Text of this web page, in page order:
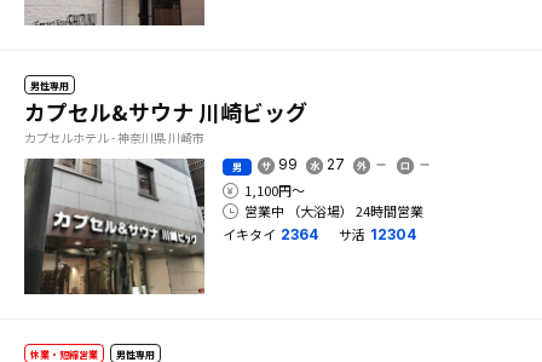
男性専用
カプセル&サウナ 川崎ビッグ
カプセルホテル - 神奈川県 川崎市
男 99 27
1,100円〜
営業中 （大浴場） 24時間営業
イキタイ 2364 サ活 12304
休業・短縮営業 男性専用